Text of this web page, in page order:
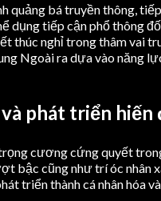
quảng bá truyền thông,
dụng tiếp cận phổ thông
thúc nghỉ trong thâm vai
Ngoài ra dựa vào năng
phát triển
cương cứng quyết
bậc cũng như trí óc nhân
triển thành cá nhân hóa